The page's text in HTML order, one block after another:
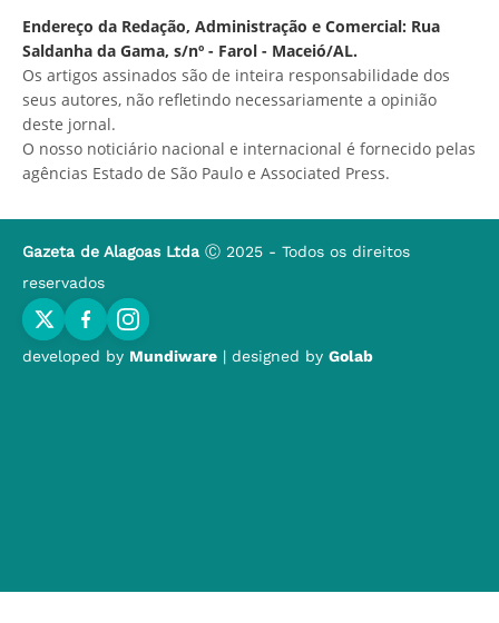
Endereço da Redação, Administração e Comercial: Rua
Saldanha da Gama, s/nº - Farol - Maceió/AL.
Os artigos assinados são de inteira responsabilidade dos
seus autores, não refletindo necessariamente a opinião
deste jornal.
O nosso noticiário nacional e internacional é fornecido pelas
agências Estado de São Paulo e Associated Press.
Gazeta de Alagoas Ltda Ⓒ 2025 - Todos os direitos
reservados
developed by Mundiware | designed by Golab